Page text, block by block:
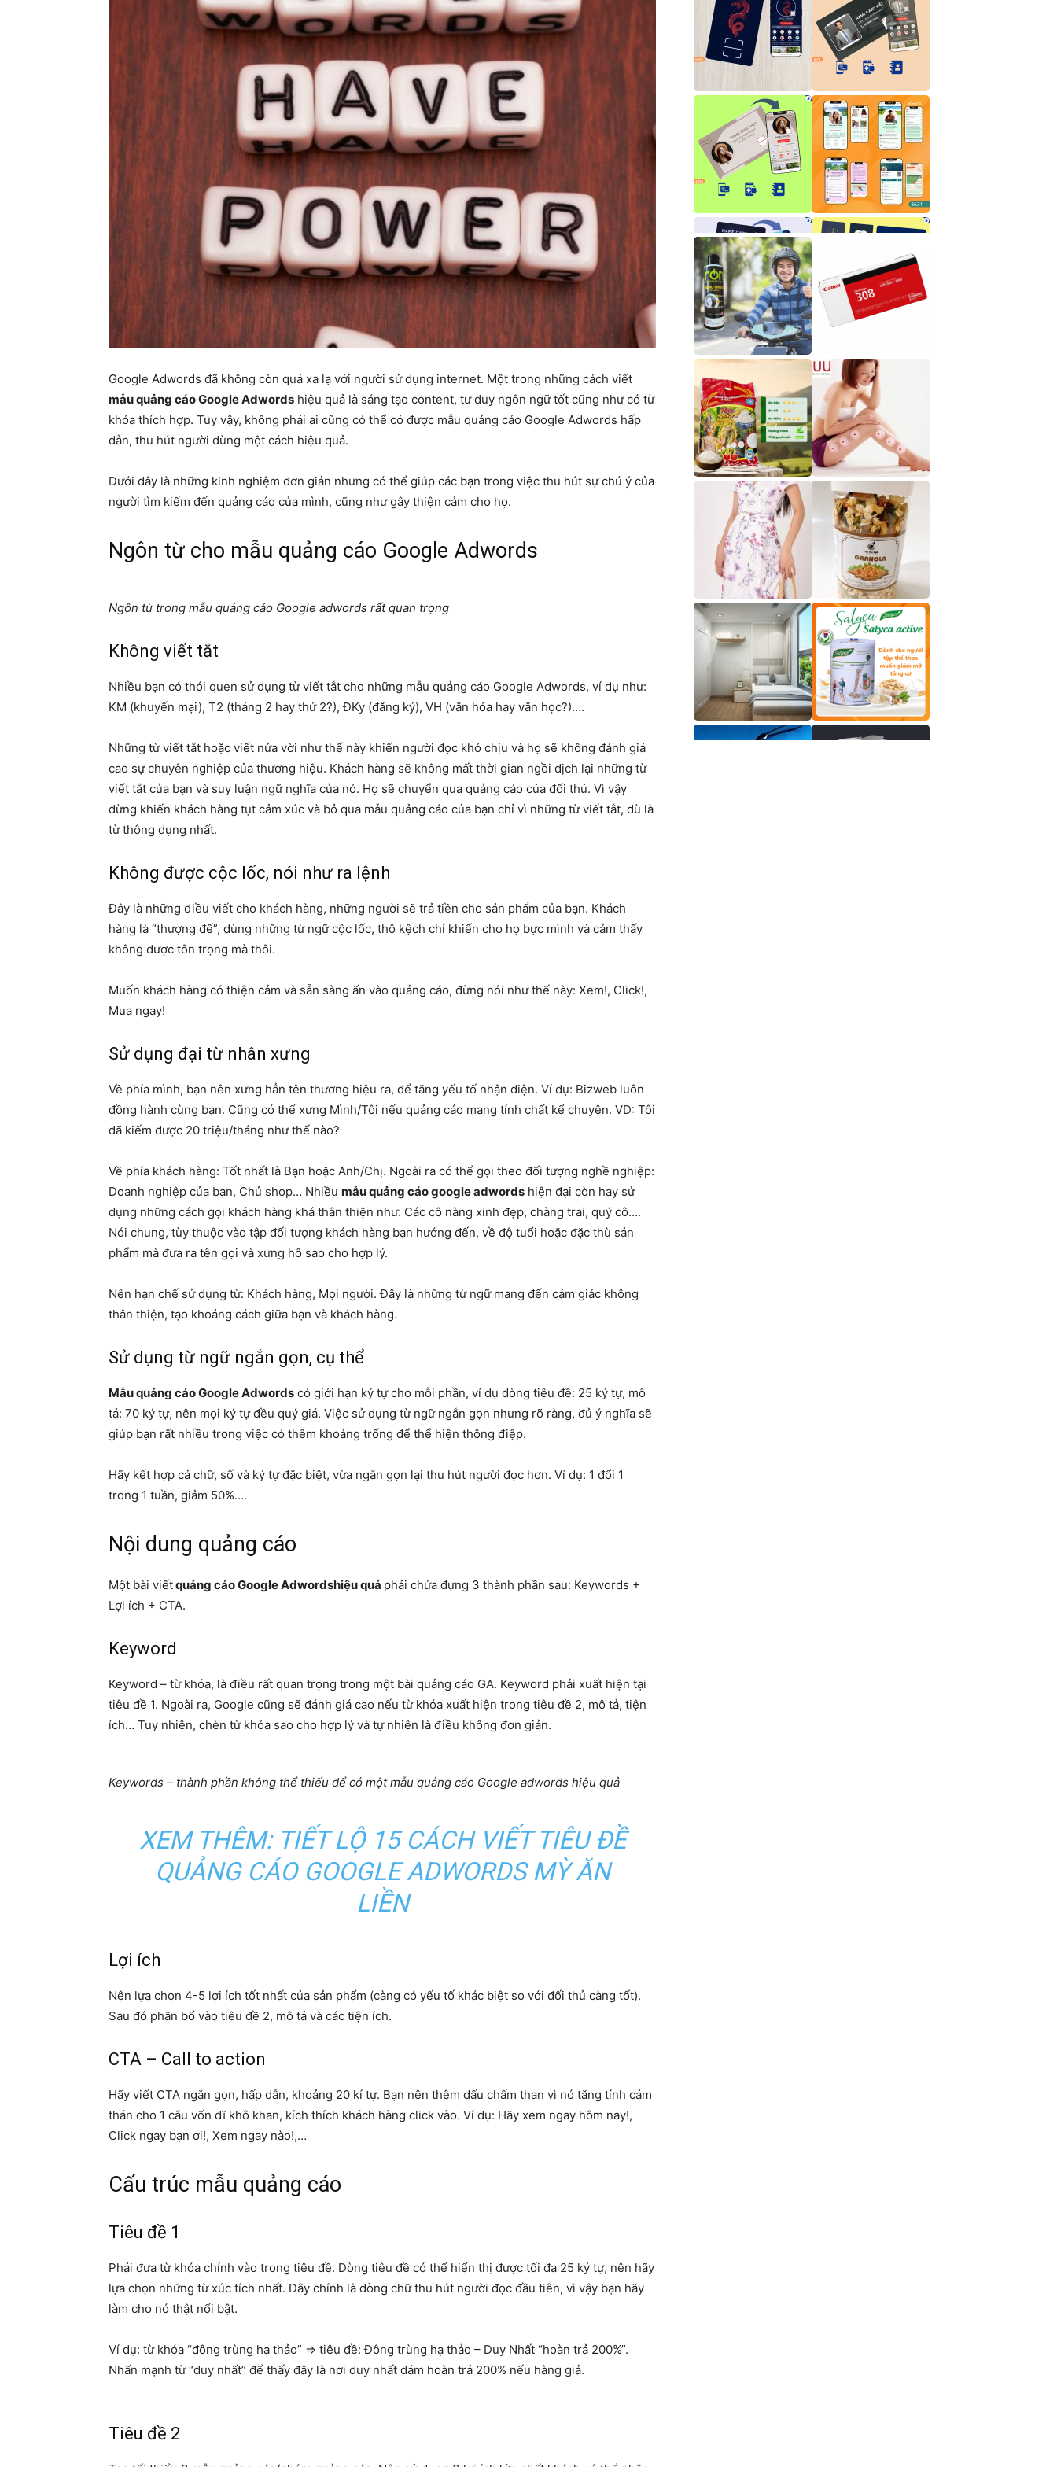
Google Adwords đã không còn quá xa lạ với người sử dụng internet. Một trong những cách viết
mẫu quảng cáo Google Adwords hiệu quả là sáng tạo content, tư duy ngôn ngữ tốt cũng như có từ
khóa thích hợp. Tuy vậy, không phải ai cũng có thể có được mẫu quảng cáo Google Adwords hấp
dẫn, thu hút người dùng một cách hiệu quả.
Dưới đây là những kinh nghiệm đơn giản nhưng có thể giúp các bạn trong việc thu hút sự chú ý của
người tìm kiếm đến quảng cáo của mình, cũng như gây thiện cảm cho họ.
Ngôn từ cho mẫu quảng cáo Google Adwords
Ngôn từ trong mẫu quảng cáo Google adwords rất quan trọng
Không viết tắt
Nhiều bạn có thói quen sử dụng từ viết tắt cho những mẫu quảng cáo Google Adwords, ví dụ như:
KM (khuyến mại), T2 (tháng 2 hay thứ 2?), ĐKy (đăng ký), VH (văn hóa hay văn học?)….
Những từ viết tắt hoặc viết nửa vời như thế này khiến người đọc khó chịu và họ sẽ không đánh giá
cao sự chuyên nghiệp của thương hiệu. Khách hàng sẽ không mất thời gian ngồi dịch lại những từ
viết tắt của bạn và suy luận ngữ nghĩa của nó. Họ sẽ chuyển qua quảng cáo của đối thủ. Vì vậy
đừng khiến khách hàng tụt cảm xúc và bỏ qua mẫu quảng cáo của bạn chỉ vì những từ viết tắt, dù là
từ thông dụng nhất.
Không được cộc lốc, nói như ra lệnh
Đây là những điều viết cho khách hàng, những người sẽ trả tiền cho sản phẩm của bạn. Khách
hàng là “thượng đế”, dùng những từ ngữ cộc lốc, thô kệch chỉ khiến cho họ bực mình và cảm thấy
không được tôn trọng mà thôi.
Muốn khách hàng có thiện cảm và sẵn sàng ấn vào quảng cáo, đừng nói như thế này: Xem!, Click!,
Mua ngay!
Sử dụng đại từ nhân xưng
Về phía mình, bạn nên xưng hẳn tên thương hiệu ra, để tăng yếu tố nhận diện. Ví dụ: Bizweb luôn
đồng hành cùng bạn. Cũng có thể xưng Mình/Tôi nếu quảng cáo mang tính chất kể chuyện. VD: Tôi
đã kiếm được 20 triệu/tháng như thế nào?
Về phía khách hàng: Tốt nhất là Bạn hoặc Anh/Chị. Ngoài ra có thể gọi theo đối tượng nghề nghiệp:
Doanh nghiệp của bạn, Chủ shop… Nhiều mẫu quảng cáo google adwords hiện đại còn hay sử
dụng những cách gọi khách hàng khá thân thiện như: Các cô nàng xinh đẹp, chàng trai, quý cô….
Nói chung, tùy thuộc vào tập đối tượng khách hàng bạn hướng đến, về độ tuổi hoặc đặc thù sản
phẩm mà đưa ra tên gọi và xưng hô sao cho hợp lý.
Nên hạn chế sử dụng từ: Khách hàng, Mọi người. Đây là những từ ngữ mang đến cảm giác không
thân thiện, tạo khoảng cách giữa bạn và khách hàng.
Sử dụng từ ngữ ngắn gọn, cụ thể
Mẫu quảng cáoGoogle Adwords có giới hạn ký tự cho mỗi phần, ví dụ dòng tiêu đề: 25 ký tự, mô
tả: 70 ký tự, nên mọi ký tự đều quý giá. Việc sử dụng từ ngữ ngắn gọn nhưng rõ ràng, đủ ý nghĩa sẽ
giúp bạn rất nhiều trong việc có thêm khoảng trống để thể hiện thông điệp.
Hãy kết hợp cả chữ, số và ký tự đặc biệt, vừa ngắn gọn lại thu hút người đọc hơn. Ví dụ: 1 đổi 1
trong 1 tuần, giảm 50%….
Nội dung quảng cáo
Một bài viếtquảng cáoGoogle Adwordshiệu quả phải chứa đựng 3 thành phần sau: Keywords +
Lợi ích + CTA.
Keyword
Keyword – từ khóa, là điều rất quan trọng trong một bài quảng cáo GA. Keyword phải xuất hiện tại
tiêu đề 1. Ngoài ra, Google cũng sẽ đánh giá cao nếu từ khóa xuất hiện trong tiêu đề 2, mô tả, tiện
ích… Tuy nhiên, chèn từ khóa sao cho hợp lý và tự nhiên là điều không đơn giản.
Keywords – thành phần không thể thiếu để có một mẫu quảng cáo Google adwords hiệu quả
XEM THÊM: TIẾT LỘ 15 CÁCH VIẾT TIÊU ĐỀ
QUẢNG CÁO GOOGLE ADWORDS MỲ ĂN
LIỀN
Lợi ích
Nên lựa chọn 4-5 lợi ích tốt nhất của sản phẩm (càng có yếu tố khác biệt so với đối thủ càng tốt).
Sau đó phân bổ vào tiêu đề 2, mô tả và các tiện ích.
CTA – Call to action
Hãy viết CTA ngắn gọn, hấp dẫn, khoảng 20 kí tự. Bạn nên thêm dấu chấm than vì nó tăng tính cảm
thán cho 1 câu vốn dĩ khô khan, kích thích khách hàng click vào. Ví dụ: Hãy xem ngay hôm nay!,
Click ngay bạn ơi!, Xem ngay nào!,…
Cấu trúc mẫu quảng cáo
Tiêu đề 1
Phải đưa từ khóa chính vào trong tiêu đề. Dòng tiêu đề có thể hiển thị được tối đa 25 ký tự, nên hãy
lựa chọn những từ xúc tích nhất. Đây chính là dòng chữ thu hút người đọc đầu tiên, vì vậy bạn hãy
làm cho nó thật nổi bật.
Ví dụ: từ khóa “đông trùng hạ thảo” => tiêu đề: Đông trùng hạ thảo – Duy Nhất “hoàn trả 200%”.
Nhấn mạnh từ “duy nhất” để thấy đây là nơi duy nhất dám hoàn trả 200% nếu hàng giả.
Tiêu đề 2